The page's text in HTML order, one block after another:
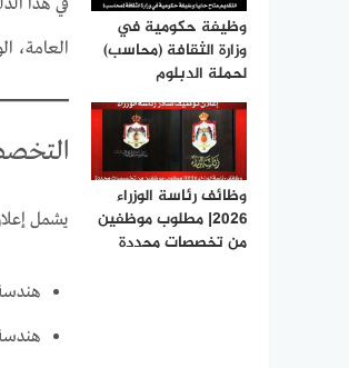
وظيفة حكومية في
وزارة الثقافة (محاسب)
لحملة الدبلوم
وظائف رئاسة الوزراء
2026| مطلوب موظفين
من تخصصات محددة
العامة،
يشمل